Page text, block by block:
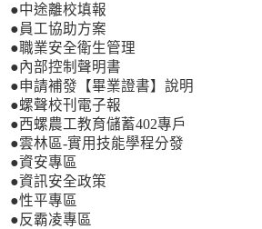
●中途離校填報
●員工協助方案
●職業安全衛生管理
●內部控制聲明書
●申請補發【畢業證書】說明
●螺聲校刊電子報
●西螺農工教育儲蓄402專戶
●雲林區-實用技能學程分發
●資安專區
●資訊安全政策
●性平專區
●反霸凌專區